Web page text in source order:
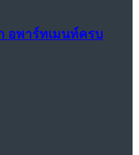
อพาร์ทเมนท์ครบ